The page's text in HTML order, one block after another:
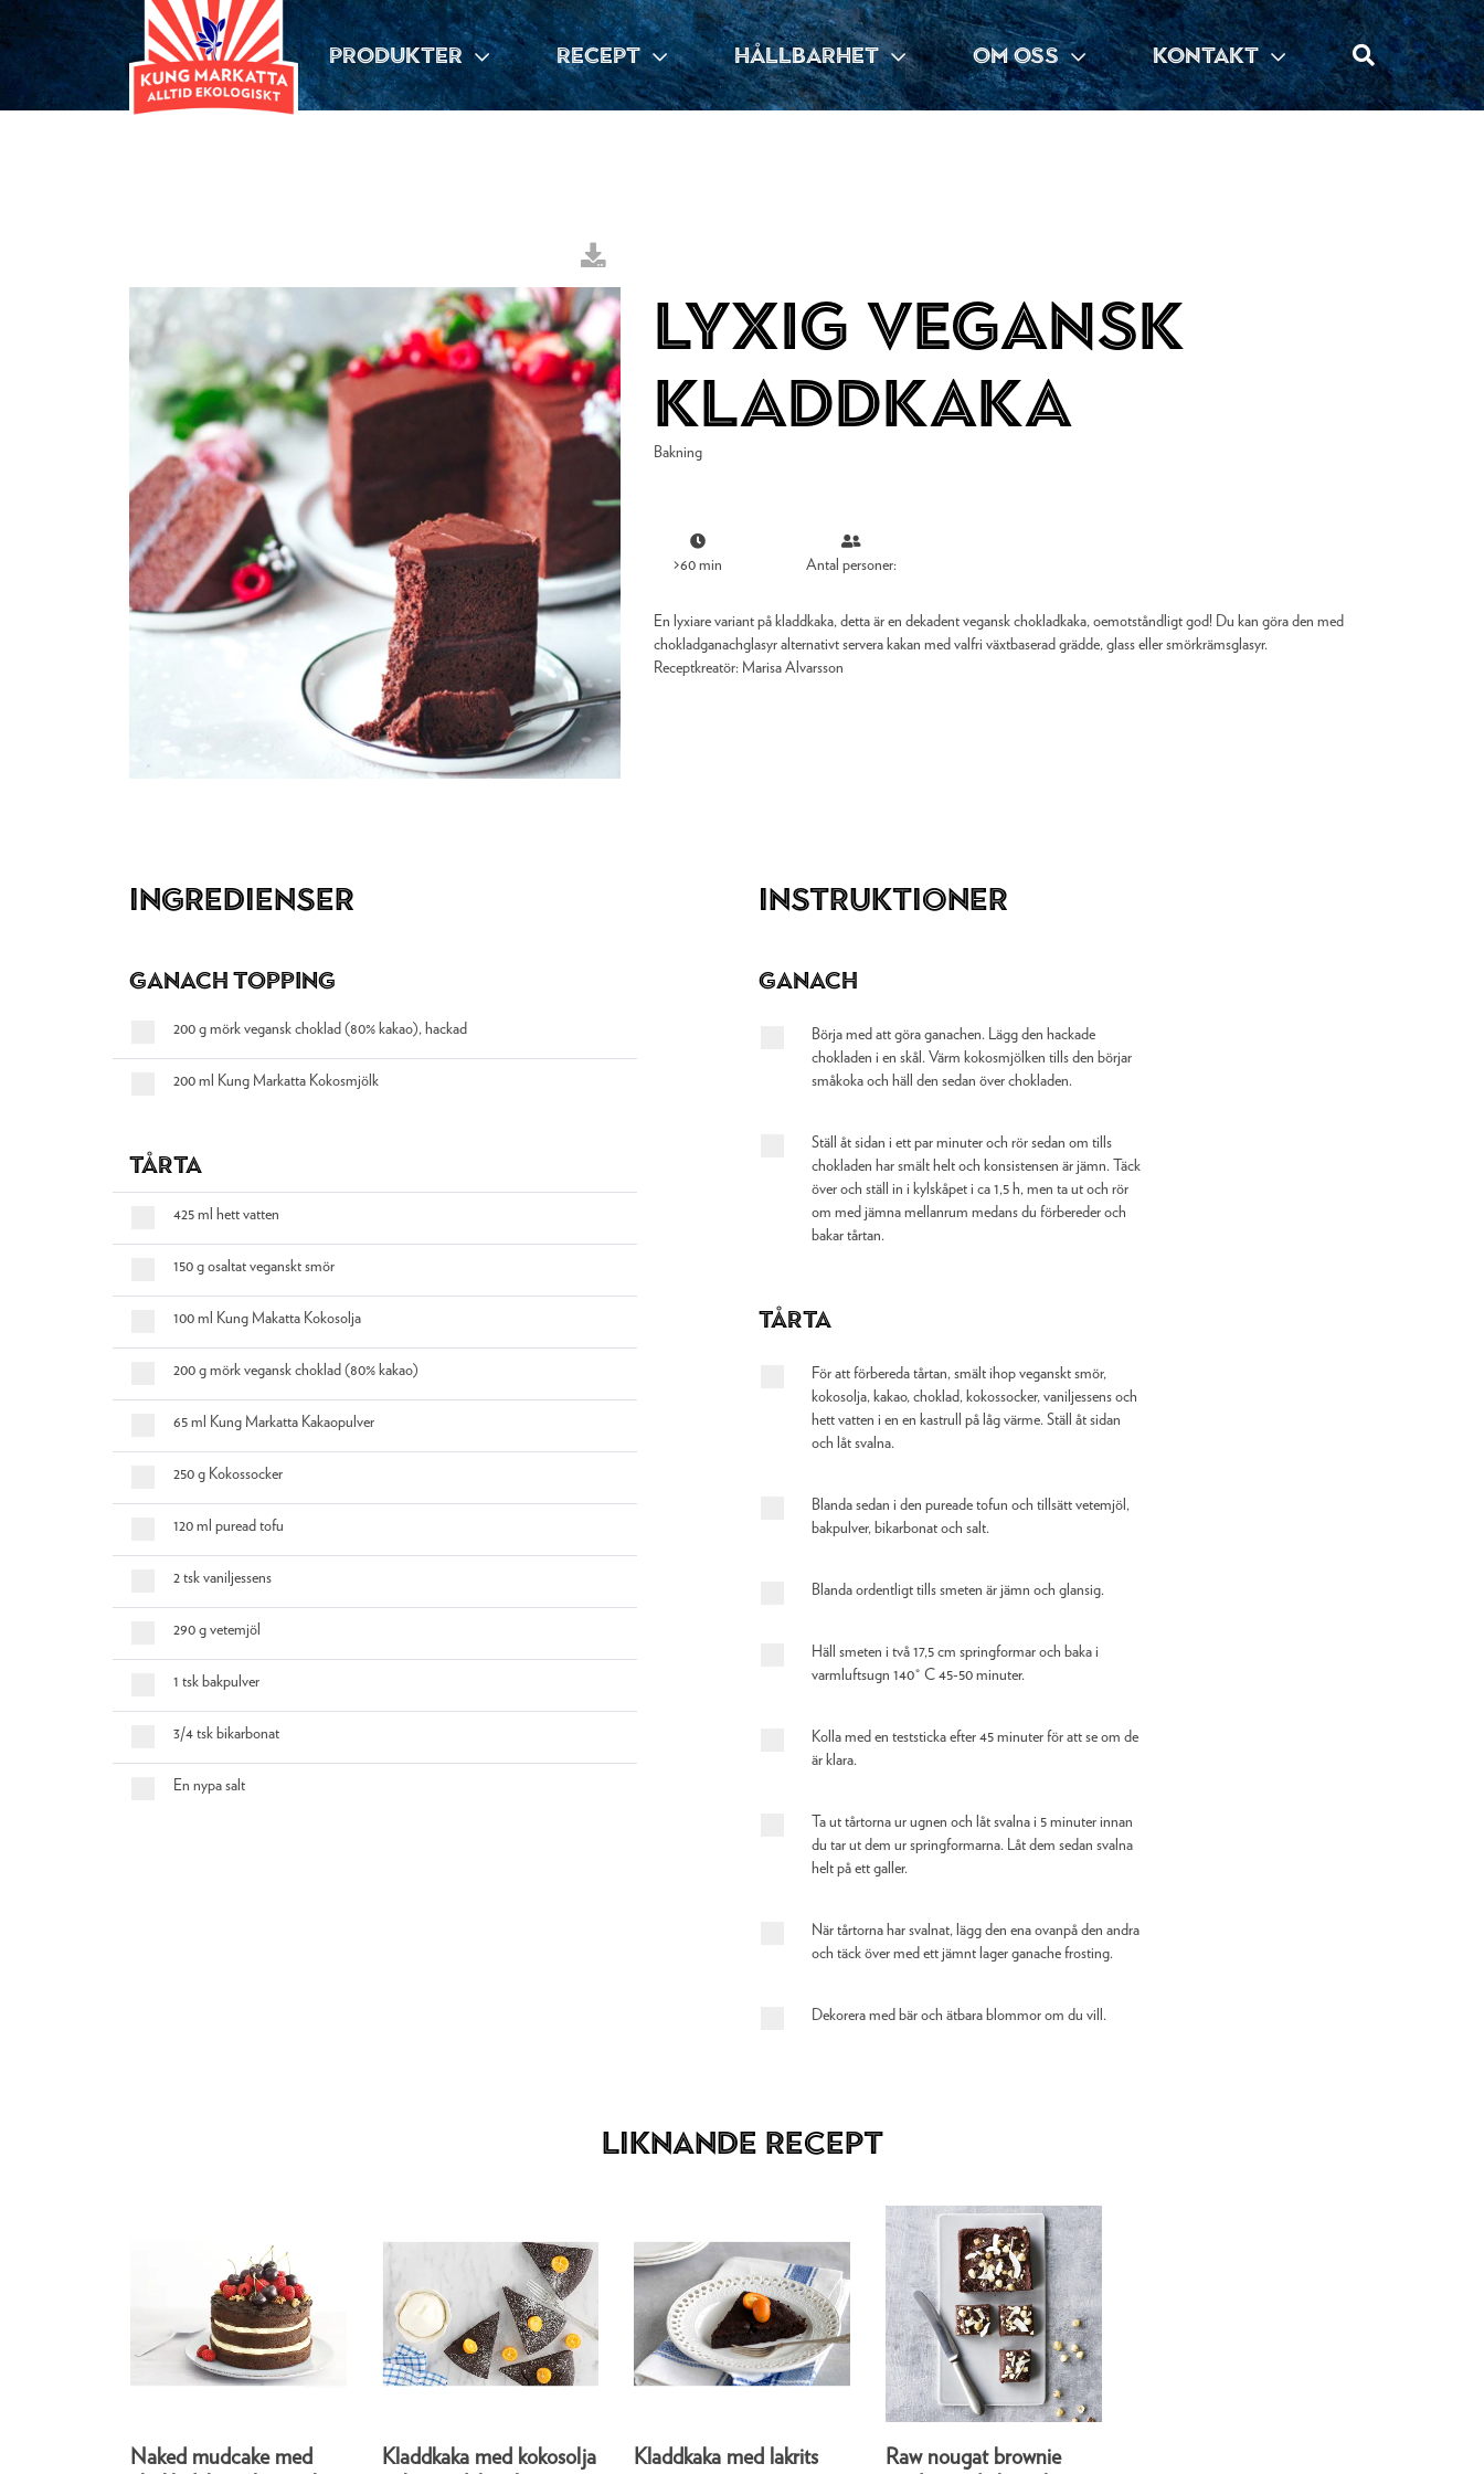
PRODUKTER RECEPT HÅLLBARHET OM OSS KONTAKT
Lyxig vegansk
kladdkaka
Bakning
>60 min Antal personer:
En lyxiare variant på kladdkaka, detta är en dekadent vegansk chokladkaka, oemotståndligt god! Du kan göra den med
chokladganachglasyr alternativt servera kakan med valfri växtbaserad grädde, glass eller smörkrämsglasyr.
Receptkreatör: Marisa Alvarsson
Ingredienser
Ganach topping
200 g mörk vegansk choklad (80% kakao), hackad
200 ml Kung Markatta Kokosmjölk
Tårta
425 ml hett vatten
150 g osaltat veganskt smör
100 ml Kung Makatta Kokosolja
200 g mörk vegansk choklad (80% kakao)
65 ml Kung Markatta Kakaopulver
250 g Kokossocker
120 ml puread tofu
2 tsk vaniljessens
290 g vetemjöl
1 tsk bakpulver
3/4 tsk bikarbonat
En nypa salt
Instruktioner
Ganach
Börja med att göra ganachen. Lägg den hackade
chokladen i en skål. Värm kokosmjölken tills den börjar
småkoka och häll den sedan över chokladen.
Ställ åt sidan i ett par minuter och rör sedan om tills
chokladen har smält helt och konsistensen är jämn. Täck
över och ställ in i kylskåpet i ca 1,5 h, men ta ut och rör
om med jämna mellanrum medans du förbereder och
bakar tårtan.
Tårta
För att förbereda tårtan, smält ihop veganskt smör,
kokosolja, kakao, choklad, kokossocker, vaniljessens och
hett vatten i en en kastrull på låg värme. Ställ åt sidan
och låt svalna.
Blanda sedan i den pureade tofun och tillsätt vetemjöl,
bakpulver, bikarbonat och salt.
Blanda ordentligt tills smeten är jämn och glansig.
Häll smeten i två 17,5 cm springformar och baka i
varmluftsugn 140° C 45-50 minuter.
Kolla med en teststicka efter 45 minuter för att se om de
är klara.
Ta ut tårtorna ur ugnen och låt svalna i 5 minuter innan
du tar ut dem ur springformarna. Låt dem sedan svalna
helt på ett galler.
När tårtorna har svalnat, lägg den ena ovanpå den andra
och täck över med ett jämnt lager ganache frosting.
Dekorera med bär och ätbara blommor om du vill.
Liknande recept
Naked mudcake med
Kladdkaka med kokosolja
Kladdkaka med lakrits
Raw nougat brownie